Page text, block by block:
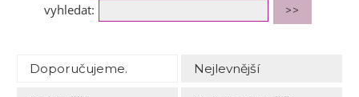
vyhledat:
Doporučujeme. Nejlevnější